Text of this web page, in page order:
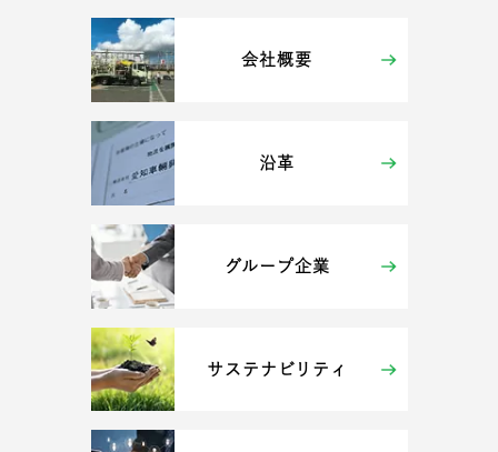
会社概要
沿革
グループ企業
サステナビリティ